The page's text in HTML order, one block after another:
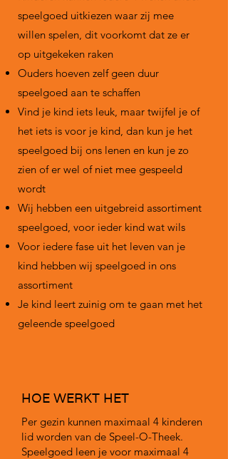
speelgoed uitkiezen waar zij mee
willen spelen, dit voorkomt dat ze er
op uitgekeken raken
Ouders hoeven zelf geen duur
speelgoed aan te schaffen
Vind je kind iets leuk, maar twijfel je of
het iets is voor je kind, dan kun je het
speelgoed bij ons lenen en kun je zo
zien of er wel of niet mee gespeeld
wordt
Wij hebben een uitgebreid assortiment
speelgoed, voor ieder kind wat wils
Voor iedere fase uit het leven van je
kind hebben wij speelgoed in ons
assortiment
Je kind leert zuinig om te gaan met het
geleende speelgoed
HOE WERKT HET
Per gezin kunnen maximaal 4 kinderen
lid worden van de Speel-O-Theek.
Speelgoed leen je voor maximaal 4